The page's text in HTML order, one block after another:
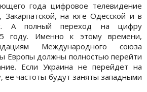
года цифровое телевидение
Закарпатской, на юге Одесской и в
А полный переход на цифру
году. Именно к этому времени,
Международного союза
Европы должны полностью перейти
Если Украина не перейдет на
ее частоты будут заняты западными